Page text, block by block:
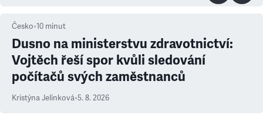
Česko•10 minut
Dusno na ministerstvu zdravotnictví:
Vojtěch řeší spor kvůli sledování
počítačů svých zaměstnanců
Kristýna Jelínková•5. 8. 2026